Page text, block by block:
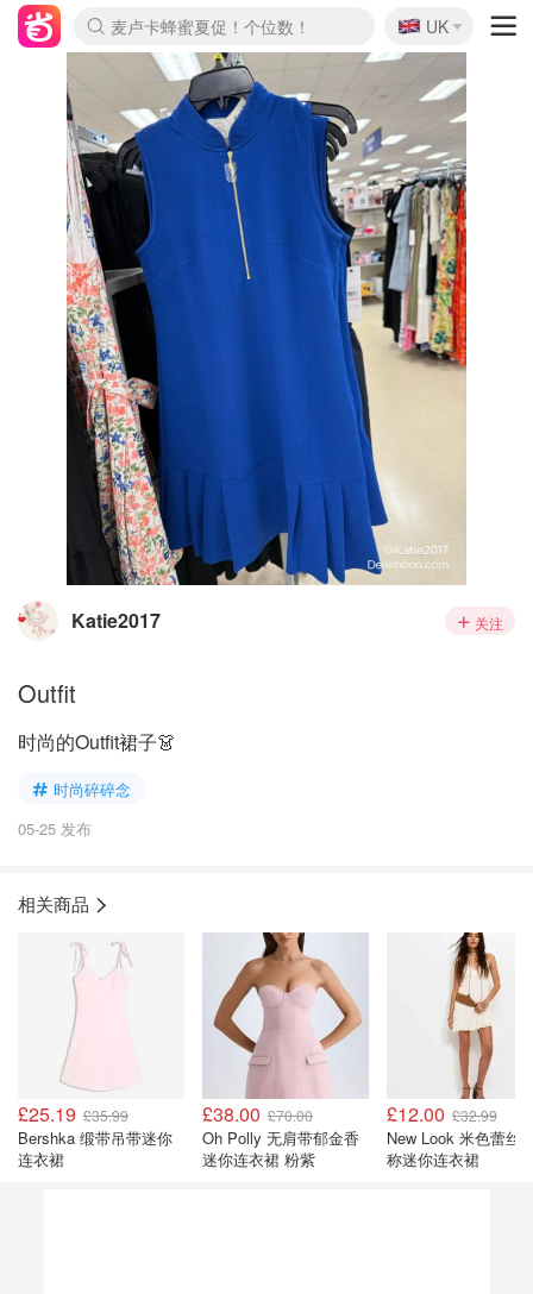
麦卢卡蜂蜜夏促！个位数！
Prada/Miu 4.8折！
啥？必胜客披萨5折！
🇬🇧
UK
Katie2017 关注
Outfit
时尚的Outfit裙子👗
时尚碎碎念
05-25 发布
相关商品
£25.19 £35.99
Bershka 缎带吊带迷你
连衣裙
£38.00 £70.00
Oh Polly 无肩带郁金香
迷你连衣裙 粉紫
£12.00 £32.99
New Look 米色蕾丝
称迷你连衣裙